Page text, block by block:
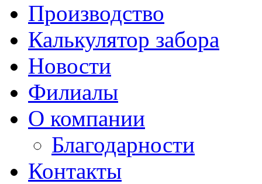
Производство
Калькулятор забора
Новости
Филиалы
О компании
Благодарности
Контакты